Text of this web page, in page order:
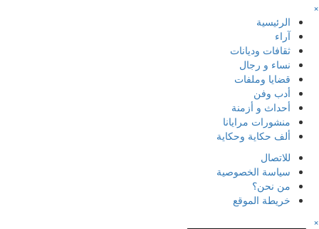
×
الرئيسية
آراء
ثقافات وديانات
نساء و رجال
قضايا وملفات
أدب وفن
أحداث و أزمنة
منشورات مرايانا
ألف حكاية وحكاية
للاتصال
سياسة الخصوصية
من نحن؟
خريطة الموقع
×